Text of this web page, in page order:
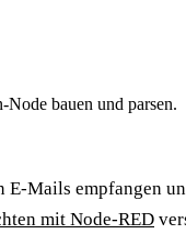
bauen und parsen.
Mails empfangen
mit Node-RED